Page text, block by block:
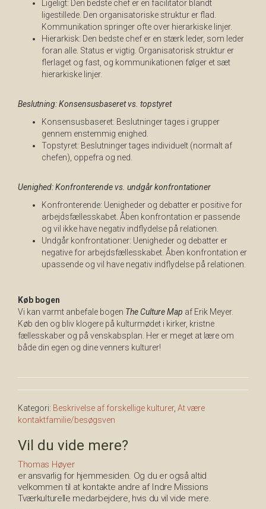
Ligeligt: Den bedste chef er en facilitator blandt
ligestillede. Den organisatoriske struktur er flad.
Kommunikation springer ofte over hierarkiske linjer.
Hierarkisk: Den bedste chef er en stærk leder, som leder
foran alle. Status er vigtig. Organisatorisk struktur er
flerlaget og fast, og kommunikationen følger et sæt
hierarkiske linjer.
Beslutning: Konsensusbaseret vs. topstyret
Konsensusbaseret: Beslutninger tages i grupper
gennem enstemmig enighed.
Topstyret: Beslutninger tages individuelt (normalt af
chefen), oppefra og ned.
Uenighed: Konfronterende vs. undgår konfrontationer
Konfronterende: Uenigheder og debatter er positive for
arbejdsfællesskabet. Åben konfrontation er passende
og vil ikke have negativ indflydelse på relationen.
Undgår konfrontationer: Uenigheder og debatter er
negative for arbejdsfællesskabet. Åben konfrontation er
upassende og vil have negativ indflydelse på relationen.
Køb bogen
Vi kan varmt anbefale bogen The Culture Map af Erik Meyer.
Køb den og bliv klogere på kulturmødet i kirker, kristne
fællesskaber og på venskabsplan. Her er meget at lære om
både din egen og dine venners kulturer!
Kategori: Beskrivelse af forskellige kulturer, At være
kontaktfamilie/besøgsven
Vil du vide mere?
Thomas Høyer
er ansvarlig for hjemmesiden. Og du er også altid
velkommen til at kontakte andre af Indre Missions
Tværkulturelle medarbejdere, hvis du vil vide mere.